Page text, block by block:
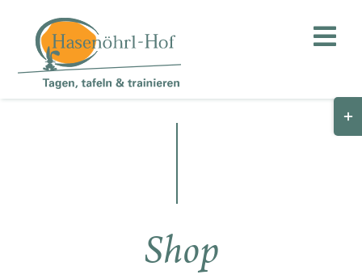
springen
Unternehmen
Shop